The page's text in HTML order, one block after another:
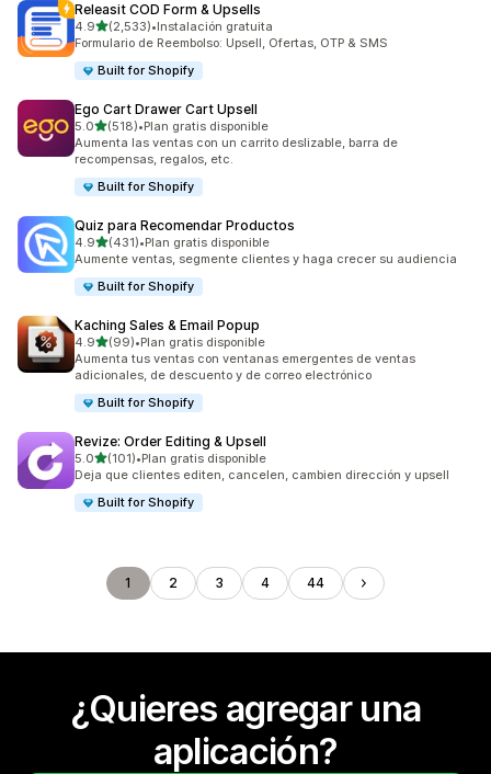
Releasit COD Form & Upsells
4.9de 5 estrellas
(2,533)
2533 reseñas en total
•Instalación gratuita
Formulario de Reembolso: Upsell, Ofertas, OTP & SMS
Built for Shopify
Ego Cart Drawer Cart Upsell
5.0de 5 estrellas
(518)
518 reseñas en total
•Plan gratis disponible
Aumenta las ventas con un carrito deslizable, barra de
recompensas, regalos, etc.
Built for Shopify
Quiz para Recomendar Productos
4.9de 5 estrellas
(431)
431 reseñas en total
•Plan gratis disponible
Aumente ventas, segmente clientes y haga crecer su audiencia
Built for Shopify
Kaching Sales & Email Popup
4.9de 5 estrellas
(99)
99 reseñas en total
•Plan gratis disponible
Aumenta tus ventas con ventanas emergentes de ventas
adicionales, de descuento y de correo electrónico
Built for Shopify
Revize: Order Editing & Upsell
5.0de 5 estrellas
(101)
101 reseñas en total
•Plan gratis disponible
Deja que clientes editen, cancelen, cambien dirección y upsell
Built for Shopify
1 2 3 4 44
¿Quieres agregar una
aplicación?